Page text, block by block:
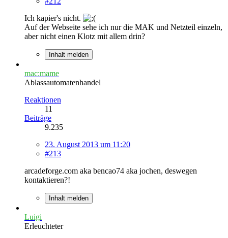
Ich kapier's nicht.
Auf der Webseite sehe ich nur die MAK und Netzteil einzeln,
aber nicht einen Klotz mit allem drin?
Inhalt melden
mac:mame
Ablassautomatenhandel
Reaktionen
11
Beiträge
9.235
23. August 2013 um 11:20
#213
arcadeforge.com aka bencao74 aka jochen, deswegen
kontaktieren?!
Inhalt melden
Luigi
Erleuchteter